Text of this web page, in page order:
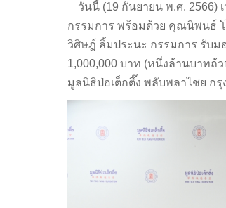
วันนี้ (19 กันยายน พ.ศ. 2566)
กรรมการ พร้อมด้วย คุณนิพนธ์
วิศิษฎ์ ลิ้มประนะ กรรมการ รับ
1,000,000 บาท (หนึ่งล้านบาทถ้
มูลนิธิป่อเต็กตึ๊ง พลับพลาไชย กรุ